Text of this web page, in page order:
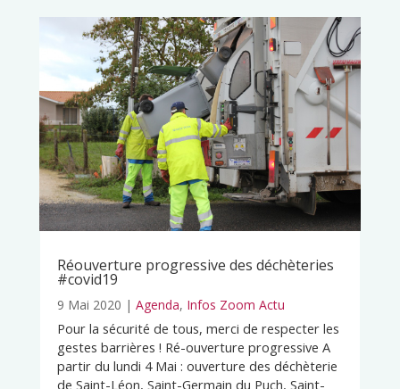
Réouverture progressive des déchèteries
#covid19
9 Mai 2020 | Agenda, Infos Zoom Actu
Pour la sécurité de tous, merci de respecter les
gestes barrières ! Ré-ouverture progressive A
partir du lundi 4 Mai : ouverture des déchèterie
de Saint-Léon, Saint-Germain du Puch, Saint-